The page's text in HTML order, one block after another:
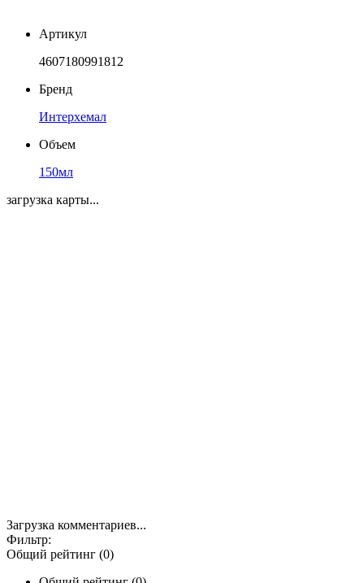
Артикул
4607180991812
Бренд
Интерхемал
Объем
150мл
загрузка карты...
Загрузка комментариев...
Фильтр:
Общий рейтинг (0)